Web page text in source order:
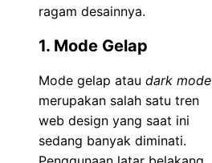
ragam desainnya.
1. Mode Gelap
Mode gelap atau dark mode
merupakan salah satu tren
web design yang saat ini
sedang banyak diminati.